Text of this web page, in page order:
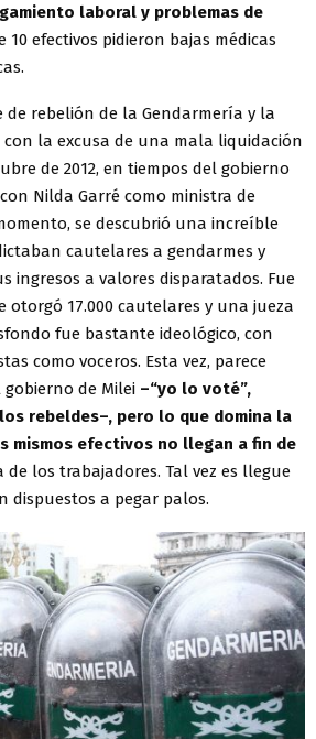
laboral y problemas de
10 efectivos pidieron bajas médicas
de rebelión de la Gendarmería y la
la excusa de una mala liquidación
de 2012, en tiempos del gobierno
Nilda Garré como ministra de
se descubrió una increíble
cautelares a gendarmes y
ingresos a valores disparatados. Fue
otorgó 17.000 cautelares y una jueza
fue bastante ideológico, con
como voceros. Esta vez, parece
de Milei –“yo lo voté”,
rebeldes–, pero lo que domina la
mismos efectivos no llegan a fin de
de los trabajadores. Tal vez es llegue
dispuestos a pegar palos.